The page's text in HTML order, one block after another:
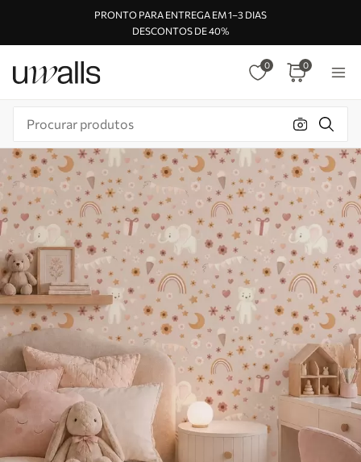
PRONTO PARA ENTREGA EM 1–3 DIAS
DESCONTOS DE 40%
0 0